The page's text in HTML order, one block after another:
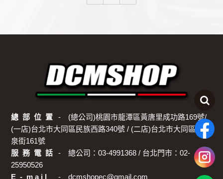
總 部 位 置
(總公司)桃園市龍潭區黃唐里成功路169號/
(一店)台北市大同區民族西路340號 / (二店)台北市大同區酒
泉街161號
服 務 電 話
總公司：03-4991368 / 台北門市：02-
25950526
E - m a i l
dcmshopec@gmail.com